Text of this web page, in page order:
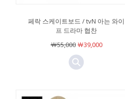
페락 스케이트보드 / tvN 아는 와이
프 드라마 협찬
￦55,000￦39,000